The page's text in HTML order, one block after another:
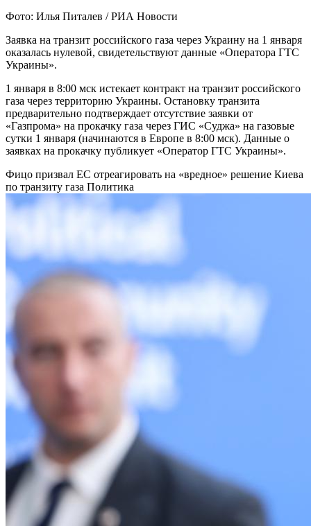
Фото: Илья Питалев / РИА Новости
Заявка на транзит российского газа через Украину на 1 января
оказалась нулевой, свидетельствуют данные «Оператора ГТС
Украины».
1 января в 8:00 мск истекает контракт на транзит российского
газа через территорию Украины. Остановку транзита
предварительно подтверждает отсутствие заявки от
«Газпрома» на прокачку газа через ГИС «Суджа» на газовые
сутки 1 января (начинаются в Европе в 8:00 мск). Данные о
заявках на прокачку публикует «Оператор ГТС Украины».
Фицо призвал ЕС отреагировать на «вредное» решение Киева
по транзиту газа Политика